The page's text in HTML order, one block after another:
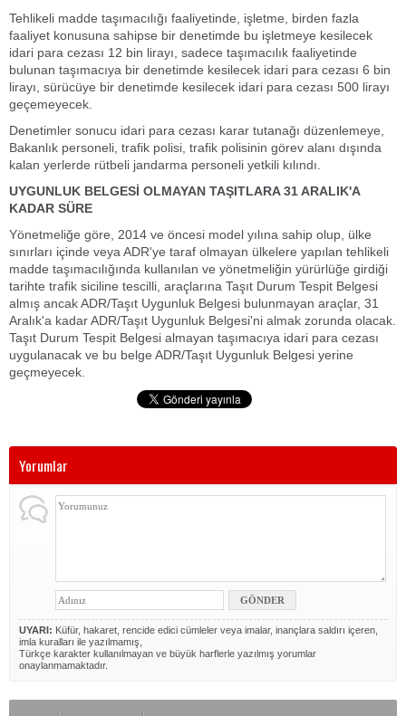
Tehlikeli madde taşımacılığı faaliyetinde, işletme, birden fazla
faaliyet konusuna sahipse bir denetimde bu işletmeye kesilecek
idari para cezası 12 bin lirayı, sadece taşımacılık faaliyetinde
bulunan taşımacıya bir denetimde kesilecek idari para cezası 6 bin
lirayı, sürücüye bir denetimde kesilecek idari para cezası 500 lirayı
geçemeyecek.
Denetimler sonucu idari para cezası karar tutanağı düzenlemeye,
Bakanlık personeli, trafik polisi, trafik polisinin görev alanı dışında
kalan yerlerde rütbeli jandarma personeli yetkili kılındı.
UYGUNLUK BELGESİ OLMAYAN TAŞITLARA 31 ARALIK'A
KADAR SÜRE
Yönetmeliğe göre, 2014 ve öncesi model yılına sahip olup, ülke
sınırları içinde veya ADR'ye taraf olmayan ülkelere yapılan tehlikeli
madde taşımacılığında kullanılan ve yönetmeliğin yürürlüğe girdiği
tarihte trafik siciline tescilli, araçlarına Taşıt Durum Tespit Belgesi
almış ancak ADR/Taşıt Uygunluk Belgesi bulunmayan araçlar, 31
Aralık'a kadar ADR/Taşıt Uygunluk Belgesi'ni almak zorunda olacak.
Taşıt Durum Tespit Belgesi almayan taşımacıya idari para cezası
uygulanacak ve bu belge ADR/Taşıt Uygunluk Belgesi yerine
geçmeyecek.
Yorumlar
UYARI: Küfür, hakaret, rencide edici cümleler veya imalar, inançlara saldırı içeren,
imla kuralları ile yazılmamış,
Türkçe karakter kullanılmayan ve büyük harflerle yazılmış yorumlar
onaylanmamaktadır.